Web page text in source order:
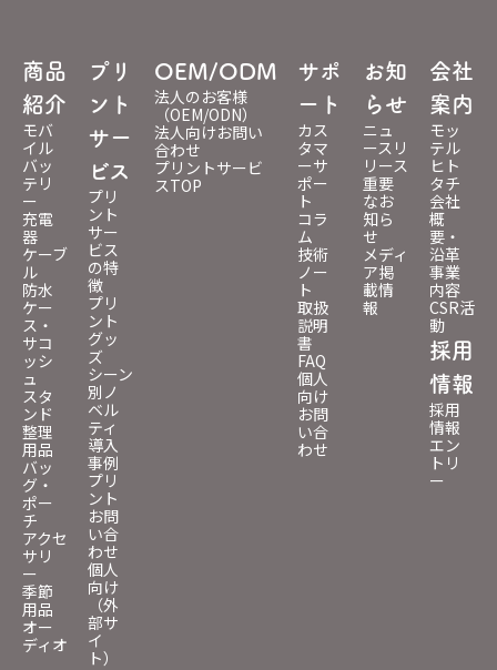
商品
紹介
モバ
イル
バッ
テリ
ー
充電
器
ケーブ
ル
防水
ケー
ス・
サコ
ッシ
ュ
スタ
ンド
整理
用品
バッ
グ・
ポー
チ
アクセ
サリ
ー
季節
用品
オー
ディオ
プリ
ント
サー
ビス
プリ
ント
サー
ビス
の特
徴
プリ
ント
グッ
ズ
シーン
別ノ
ベル
ティ
導入
事例
プリ
ント
お問
い合
わせ
個人
向け
（外
部サ
イ
ト）
OEM/ODM
法人のお客様
（OEM/ODN）
法人向けお問い
合わせ
プリントサービ
スTOP
サポ
ート
カス
タマ
ーサ
ポー
ト
コラ
ム
技術
ノー
ト
取扱
説明
書
FAQ
個人
向け
お問
い合
わせ
お知
らせ
ニュ
ースリ
リース
重要
なお
知ら
せ
メディ
ア掲
載情
報
会社
案内
モッ
テル
ヒト
タチ
会社
概
要・
沿革
事業
内容
CSR活
動
採用
情報
採用
情報
エン
トリ
ー